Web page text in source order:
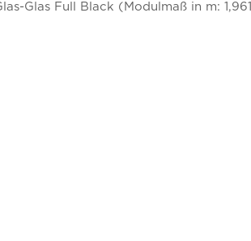
Glas Full Black (Modulmaß in m: 1,961